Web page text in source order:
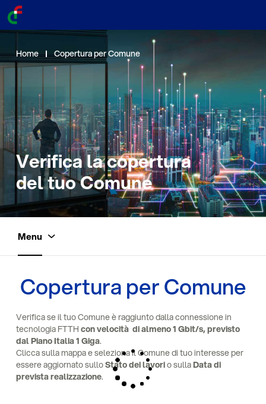
Home Copertura per Comune
Verifica la copertura
del tuo Comune
Menu
Copertura per Comune
Verifica se il tuo Comune è raggiunto dalla connessione in
tecnologia FTTH con velocità di almeno 1 Gbit/s, previsto
dal Piano Italia 1 Giga.
Clicca sulla mappa e seleziona il Comune di tuo interesse per
essere aggiornato sulloStato dei lavorio sullaData di
prevista realizzazione.